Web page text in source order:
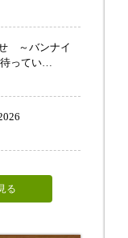
～バンナイ
ってい…
る